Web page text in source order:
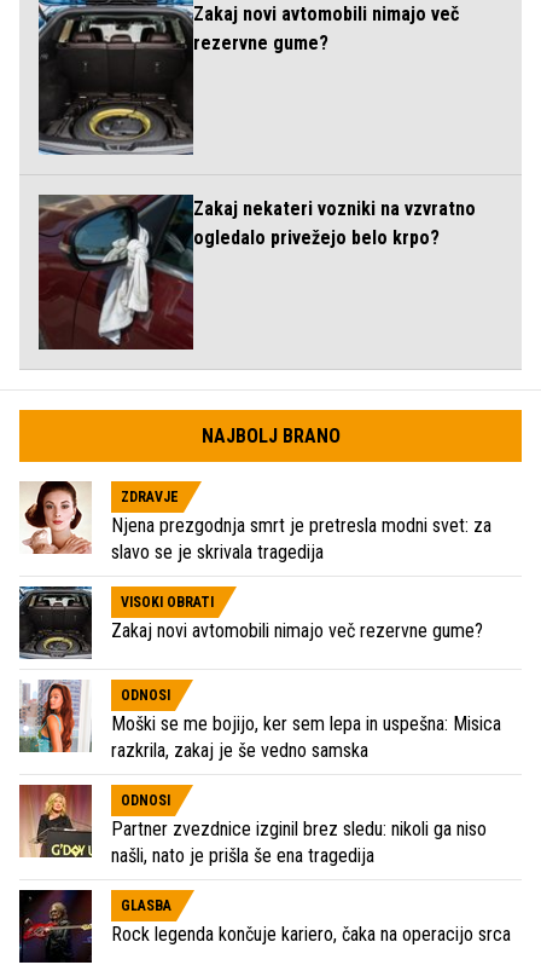
Zakaj novi avtomobili nimajo več
rezervne gume?
Zakaj nekateri vozniki na vzvratno
ogledalo privežejo belo krpo?
NAJBOLJ BRANO
ZDRAVJE
Njena prezgodnja smrt je pretresla modni svet: za
slavo se je skrivala tragedija
VISOKI OBRATI
Zakaj novi avtomobili nimajo več rezervne gume?
ODNOSI
Moški se me bojijo, ker sem lepa in uspešna: Misica
razkrila, zakaj je še vedno samska
ODNOSI
Partner zvezdnice izginil brez sledu: nikoli ga niso
našli, nato je prišla še ena tragedija
GLASBA
Rock legenda končuje kariero, čaka na operacijo srca